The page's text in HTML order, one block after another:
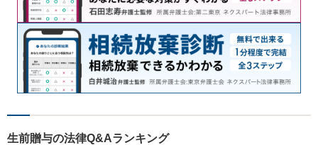
生前贈与の法律Q&Aランキング